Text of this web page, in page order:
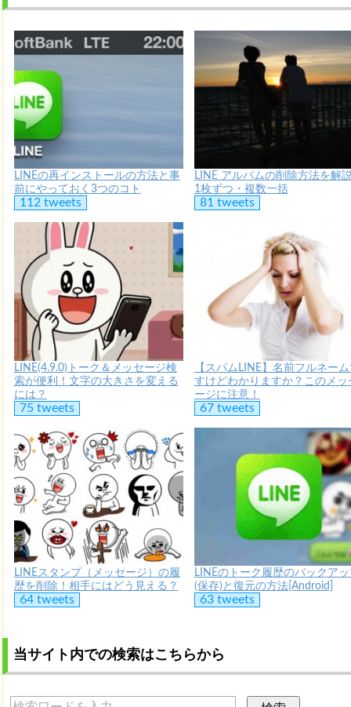
LINEの再インストールの方法と事
前にやっておく3つのコト
112 tweets
LINE アルバムの削除方法を解
1枚ずつ・複数一括
81 tweets
LINE(4.9.0)トーク＆メッセージ検
索が便利！文字の大きさを変える
には？
75 tweets
【スパムLINE】名前フルネー
すけどわかりますか？このメッ
ージに注意！
67 tweets
LINEスタンプ（メッセージ）の履
歴を削除！相手にはどう見える？
64 tweets
LINEのトーク履歴のバックア
(保存)と復元の方法[Android]
63 tweets
当サイト内での検索はこちらから